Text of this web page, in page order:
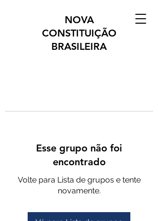
NOVA
CONSTITUIÇÃO
BRASILEIRA
Esse grupo não foi
encontrado
Volte para Lista de grupos e tente
novamente.